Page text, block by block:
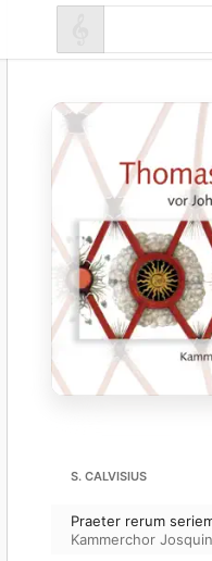
S. CALVISIUS
Praeter rerum
Kammerchor